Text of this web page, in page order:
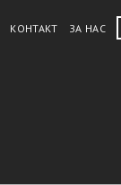
КОНТАКТ ЗА НАС